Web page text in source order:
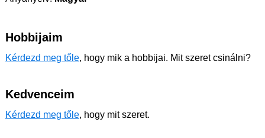
Hobbijaim
Kérdezd meg tőle, hogy mik a hobbijai. Mit szeret csinálni?
Kedvenceim
Kérdezd meg tőle, hogy mit szeret.